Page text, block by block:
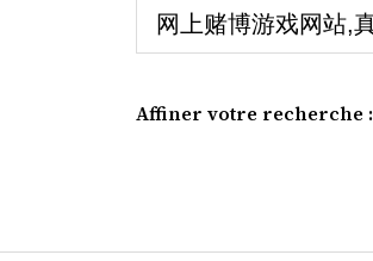
Affiner votre recherche :